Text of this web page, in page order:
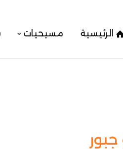
الرئيسية مسيحيات